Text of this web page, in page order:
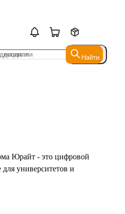
Найти
Найти
Юрайт - это цифровой
университетов и